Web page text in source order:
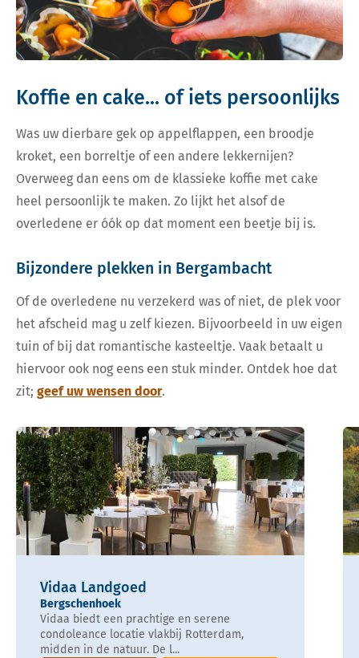
Koffie en cake... of iets persoonlijks
Was uw dierbare gek op appelflappen, een broodje
kroket, een borreltje of een andere lekkernijen?
Overweeg dan eens om de klassieke koffie met cake
heel persoonlijk te maken. Zo lijkt het alsof de
overledene er óók op dat moment een beetje bij is.
Bijzondere plekken in Bergambacht
Of de overledene nu verzekerd was of niet, de plek voor
het afscheid mag u zelf kiezen. Bijvoorbeeld in uw eigen
tuin of bij dat romantische kasteeltje. Vaak betaalt u
hiervoor ook nog eens een stuk minder. Ontdek hoe dat
zit; geef uw wensen door.
Vidaa Landgoed
Bergschenhoek
Vidaa biedt een prachtige en serene
condoleance locatie vlakbij Rotterdam,
midden in de natuur. De l...